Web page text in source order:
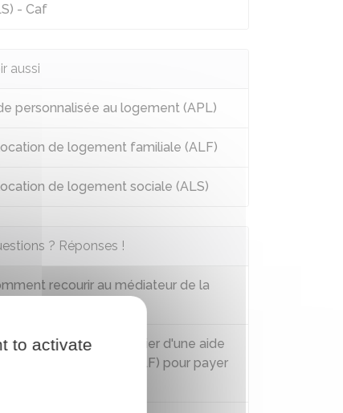
- Caf
aussi
personnalisée au logement (APL)
de logement familiale (ALF)
de logement sociale (ALS)
? Réponses !
recourir au médiateur de la
étudiant peut-il bénéficier d'une aide
logement (APL, ALS, ALF) pour payer
to activate